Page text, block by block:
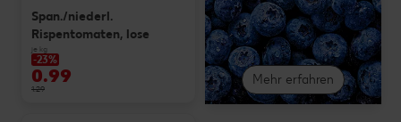
Mehr erfahren
Span./niederl.
Rispentomaten, lose
je kg
-23%
0.99
1.29